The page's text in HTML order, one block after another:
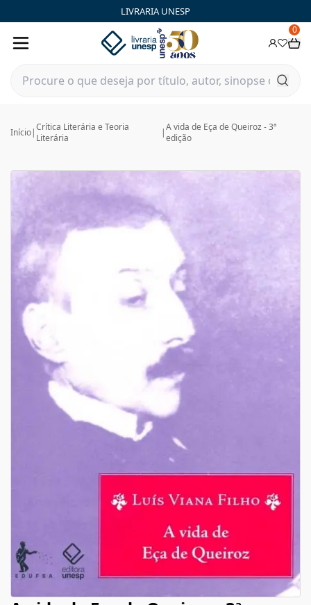
LIVRARIA UNESP
0
Início|Crítica Literária e Teoria
Literária
|A vida de Eça de Queiroz - 3ª
edição